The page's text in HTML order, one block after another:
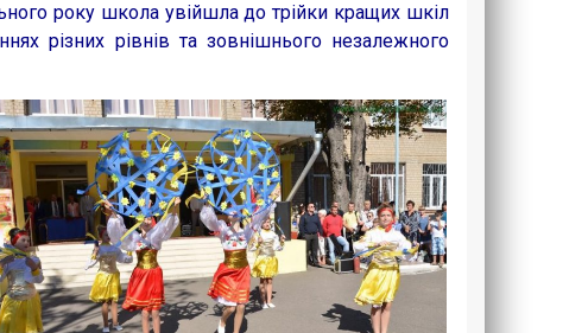
року школа увійшла до трійки кращих шкіл
різних рівнів та зовнішнього незалежного